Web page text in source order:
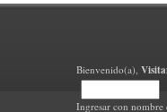
Bienvenido(a),
Ingresar con nombre